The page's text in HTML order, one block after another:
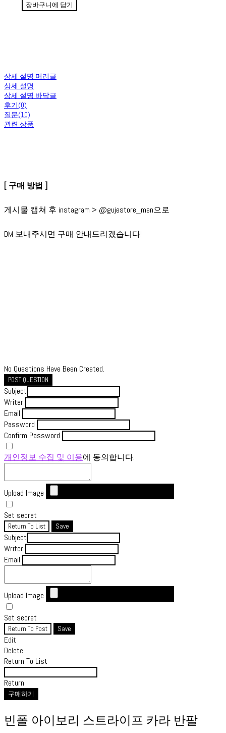
장바구니에 담기
상세 설명 머리글
상세 설명
상세 설명 바닥글
후기(0)
질문(10)
관련 상품
[ 구매 방법 ]
게시물 캡쳐 후 instagram > @gujestore_men으로
DM 보내주시면 구매 안내드리겠습니다!
No Questions Have Been Created.
POST QUESTION
Subject
Writer
Email
Password
Confirm Password
개인정보 수집 및 이용에 동의합니다.
Upload Image
Set secret
Return To List Save
Subject
Writer
Email
Upload Image
Set secret
Return To Post Save
Edit
Delete
Return To List
Return
구매하기
빈폴 아이보리 스트라이프 카라 반팔